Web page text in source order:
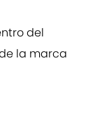
del
la marca